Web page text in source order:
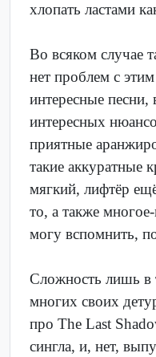
хлопать ластами
Во всяком случае
нет проблем с
интересные
интересных
приятные
такие аккуратные
мягкий, лифтёр
то, а также
могу вспомнить,
Сложность лишь в
многих своих
про The Last
сингла, и, нет,